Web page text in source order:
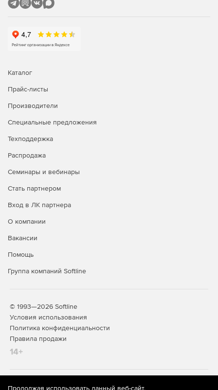
Каталог
Прайс-листы
Производители
Специальные предложения
Техподдержка
Распродажа
Семинары и вебинары
Стать партнером
Вход в ЛК партнера
О компании
Вакансии
Помощь
Группа компаний Softline
© 1993—2026 Softline
Условия использования
Политика конфиденциальности
Правила продажи
14+
На информационном ресурсе store.softline.ru применяются
Продолжая использовать данный веб-сайт,